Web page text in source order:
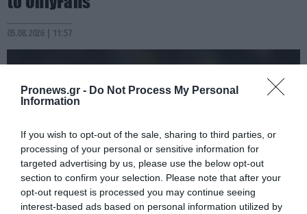
Pronews.gr - Do Not Process My Personal
Information
If you wish to opt-out of the sale, sharing to third parties, or
processing of your personal or sensitive information for
targeted advertising by us, please use the below opt-out
section to confirm your selection. Please note that after your
opt-out request is processed you may continue seeing
interest-based ads based on personal information utilized by
05.08.2026 | 11:57